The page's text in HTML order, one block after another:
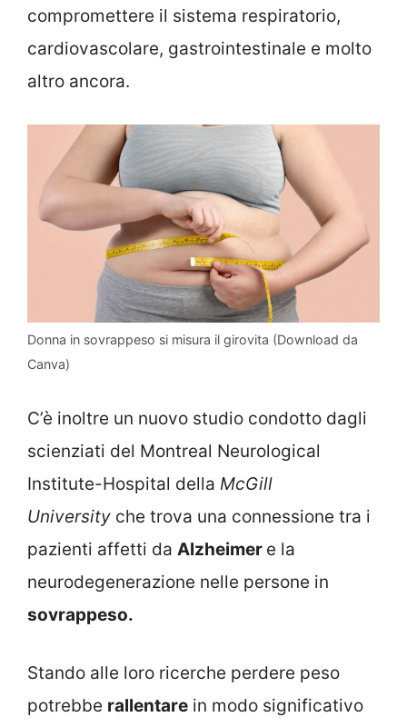
compromettere il sistema respiratorio,
cardiovascolare, gastrointestinale e molto
altro ancora.
Donna in sovrappeso si misura il girovita (Download da
Canva)
C’è inoltre un nuovo studio condotto dagli
scienziati del Montreal Neurological
Institute-Hospital della McGill
University che trova una connessione tra i
pazienti affetti da Alzheimer e la
neurodegenerazione nelle persone in
sovrappeso.
Stando alle loro ricerche perdere peso
potrebbe rallentare in modo significativo